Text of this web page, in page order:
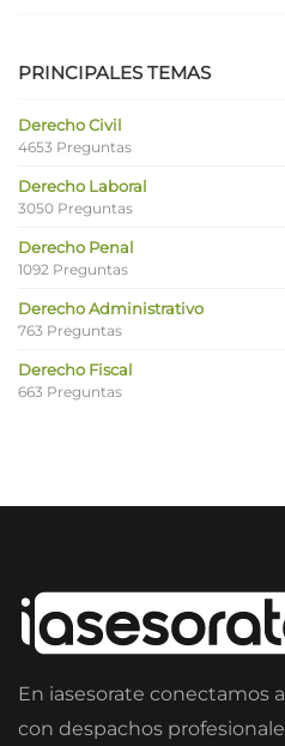
PRINCIPALES TEMAS
Derecho Civil
4653 Preguntas
Derecho Laboral
3050 Preguntas
Derecho Penal
1092 Preguntas
Derecho Administrativo
763 Preguntas
Derecho Fiscal
663 Preguntas
En iasesorate conectamos
con despachos